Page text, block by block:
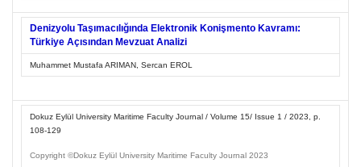
Denizyolu Taşımacılığında Elektronik Konişmento Kavramı:
Türkiye Açısından Mevzuat Analizi
Muhammet Mustafa ARIMAN, Sercan EROL
Dokuz Eylül University Maritime Faculty Journal / Volume 15/ Issue 1 / 2023, p.
108-129
Copyright ©Dokuz Eylül University Maritime Faculty Journal 2023